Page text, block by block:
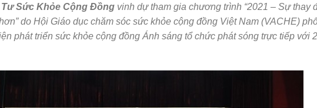
Sức Khỏe Cộng Đồng vinh dự tham gia chương trình “2021 – Sự thay
do Hội Giáo dục chăm sóc sức khỏe cộng đồng Việt Nam (VACHE)
phát triển sức khỏe cộng đồng Ánh sáng tổ chức phát sóng trực tiếp với 2